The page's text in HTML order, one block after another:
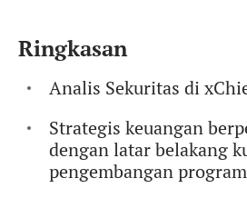
Ringkasan
Analis Sekuritas di
Strategis keuangan
dengan latar belakang
pengembangan